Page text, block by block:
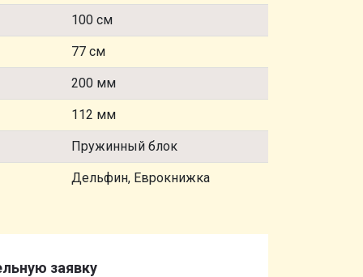
100 см
77 см
200 мм
112 мм
Пружинный блок
Дельфин, Еврокнижка
заявку